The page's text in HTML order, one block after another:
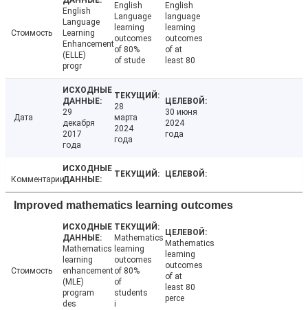
Стоимость
English
Language
Learning
Enhancement
(ELLE)
progr
English
Language
learning
outcomes
of 80%
of stude
English
language
learning
outcomes
of at
least 80
Дата
29
декабря
2017
года
28
марта
2024
года
30 июня
2024
года
Комментарии
Improved mathematics learning outcomes
Стоимость
Mathematics
learning
enhancement
(MLE)
program
des
Mathematics
learning
outcomes
of 80%
of
students
i
Mathematics
learning
outcomes
of at
least 80
perce